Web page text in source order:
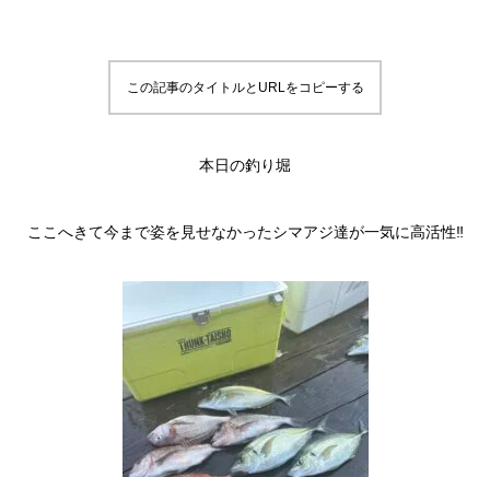
この記事のタイトルとURLをコピーする
本日の釣り堀
ここへきて今まで姿を見せなかったシマアジ達が一気に高活性‼️